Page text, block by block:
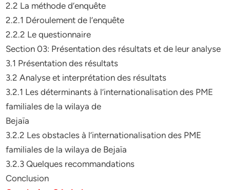
2.2 La méthode d’enquête
2.2.1 Déroulement de l’enquête
2.2.2 Le questionnaire
Section 03: Présentation des résultats et de leur analyse
3.1 Présentation des résultats
3.2 Analyse et interprétation des résultats
3.2.1 Les déterminants à l’internationalisation des PME
familiales de la wilaya de
Bejaïa
3.2.2 Les obstacles à l’internationalisation des PME
familiales de la wilaya de Bejaïa
3.2.3 Quelques recommandations
Conclusion